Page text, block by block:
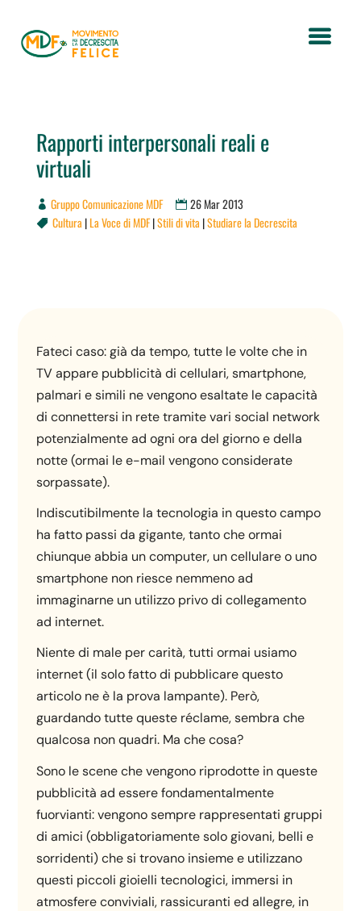
Rapporti interpersonali reali e
virtuali
Gruppo Comunicazione MDF 26 Mar 2013
 Cultura |La Voce di MDF|Stili di vita |Studiare la Decrescita
Fateci caso: già da tempo, tutte le volte che in
TV appare pubblicità di cellulari, smartphone,
palmari e simili ne vengono esaltate le capacità
di connettersi in rete tramite vari social network
potenzialmente ad ogni ora del giorno e della
notte (ormai le e-mail vengono considerate
sorpassate).
Indiscutibilmente la tecnologia in questo campo
ha fatto passi da gigante, tanto che ormai
chiunque abbia un computer, un cellulare o uno
smartphone non riesce nemmeno ad
immaginarne un utilizzo privo di collegamento
ad internet.
Niente di male per carità, tutti ormai usiamo
internet (il solo fatto di pubblicare questo
articolo ne è la prova lampante). Però,
guardando tutte queste réclame, sembra che
qualcosa non quadri. Ma che cosa?
Sono le scene che vengono riprodotte in queste
pubblicità ad essere fondamentalmente
fuorvianti: vengono sempre rappresentati gruppi
di amici (obbligatoriamente solo giovani, belli e
sorridenti) che si trovano insieme e utilizzano
questi piccoli gioielli tecnologici, immersi in
atmosfere conviviali, rassicuranti ed allegre, in